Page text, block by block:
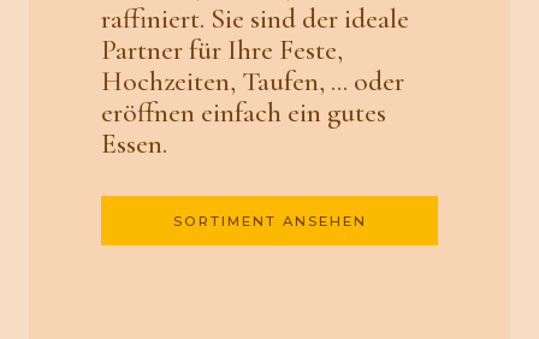
raffiniert. Sie sind der ideale
Partner für Ihre Feste,
Hochzeiten, Taufen, ... oder
eröffnen einfach ein gutes
Essen.
SORTIMENT ANSEHEN